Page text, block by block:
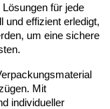
für jede
und effizient erledigt,
um eine sichere
Mit
individueller